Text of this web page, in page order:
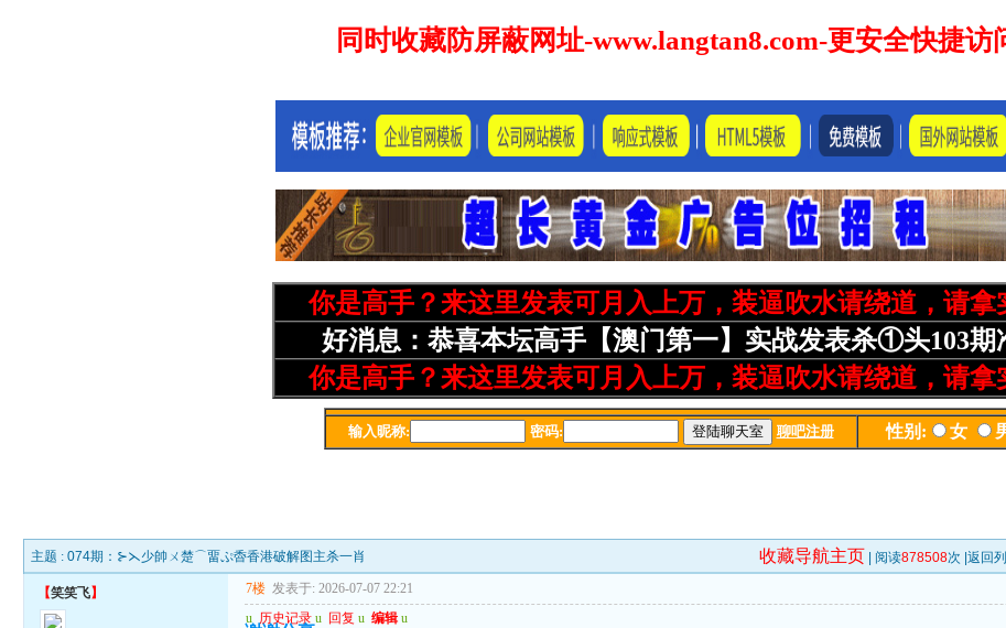
主题 :074期：⊱⋋少帥ㄨ楚⌒畱ぷ稥香港破解图主杀一肖 收藏导航主页 | 阅读878508次 |返回
【笑笑飞】 7楼 发表于: 2026-07-07 22:21
u 历史记录 u 回复 u 编辑 u